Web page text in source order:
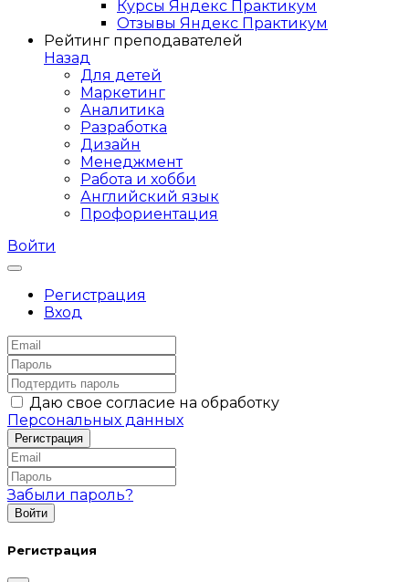
Курсы Яндекс Практикум
Отзывы Яндекс Практикум
Рейтинг преподавателей
Назад
Для детей
Маркетинг
Аналитика
Разработка
Дизайн
Менеджмент
Работа и хобби
Английский язык
Профориентация
Войти
Регистрация
Вход
Даю свое согласие на обработку
Персональных данных
Забыли пароль?
Регистрация